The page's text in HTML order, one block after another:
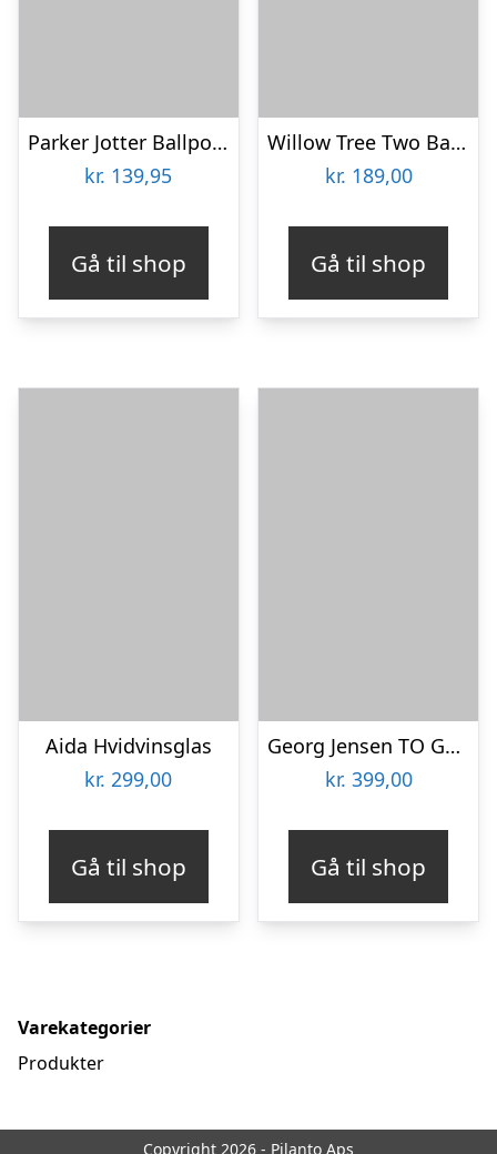
Parker Jotter Ballpoint Kuglepen
kr. 139,95
Gå til shop
Willow Tree Two Babies
kr. 189,00
Gå til shop
Aida Hvidvinsglas
kr. 299,00
Gå til shop
Georg Jensen TO GO Kortholder
kr. 399,00
Gå til shop
Varekategorier
Produkter
Copyright 2026 - Pilanto Aps